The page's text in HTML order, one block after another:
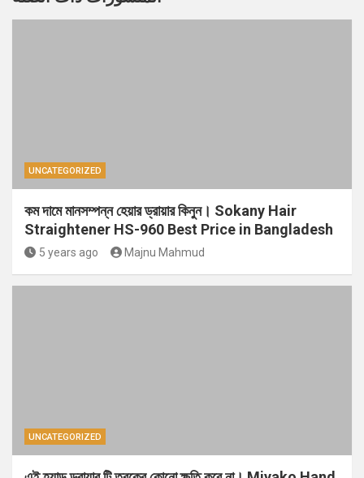
UNCATEGORIZED
কম দামে মানসম্পন্ন হেয়ার ড্রায়ার কিনুন। Sokany Hair
Straightener HS-960 Best Price in Bangladesh
5 years ago Majnu Mahmud
UNCATEGORIZED